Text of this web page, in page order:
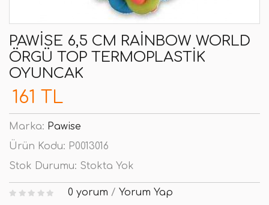
PAWISE 6,5 CM RAINBOW WORLD
ÖRGÜ TOP TERMOPLASTIK
OYUNCAK
161 TL
Marka: Pawise
Ürün Kodu: P0013016
Stok Durumu: Stokta Yok
0 yorum / Yorum Yap